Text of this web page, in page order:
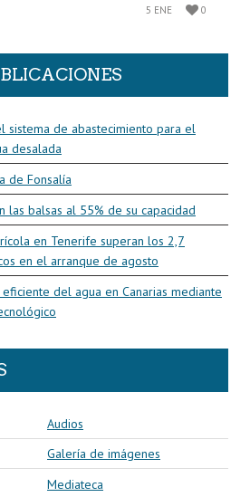
5 ENE 0
sistema de abastecimiento para el
desalada
de Fonsalía
las balsas al 55% de su capacidad
en Tenerife superan los 2,7
en el arranque de agosto
del agua en Canarias mediante
Audios
Galería de imágenes
Mediateca